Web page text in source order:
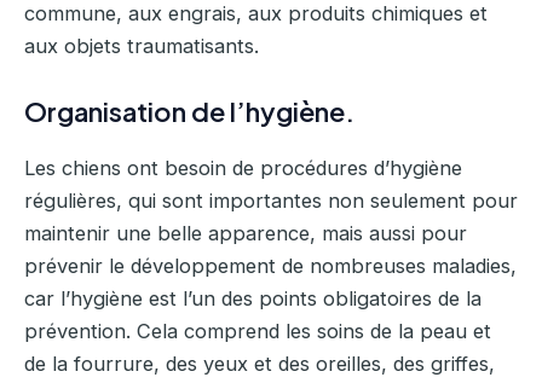
commune, aux engrais, aux produits chimiques et
aux objets traumatisants.
Organisation de l’hygiène.
Les chiens ont besoin de procédures d’hygiène
régulières, qui sont importantes non seulement pour
maintenir une belle apparence, mais aussi pour
prévenir le développement de nombreuses maladies,
car l’hygiène est l’un des points obligatoires de la
prévention. Cela comprend les soins de la peau et
de la fourrure, des yeux et des oreilles, des griffes,